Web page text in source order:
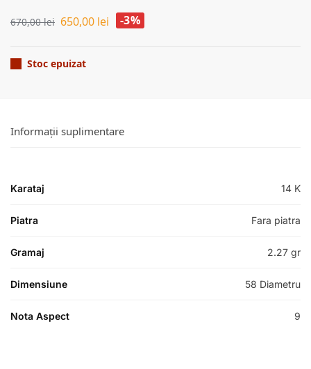
670,00lei 650,00 lei -3%
Stoc epuizat
Informații suplimentare
Karataj 14 K
Piatra Fara piatra
Gramaj 2.27 gr
Dimensiune 58 Diametru
Nota Aspect 9